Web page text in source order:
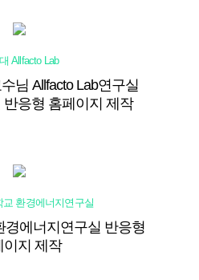
Allfacto Lab
님 Allfacto Lab연구실
응형 홈페이지 제작
교 환경에너지연구실
경에너지연구실 반응형
이지 제작